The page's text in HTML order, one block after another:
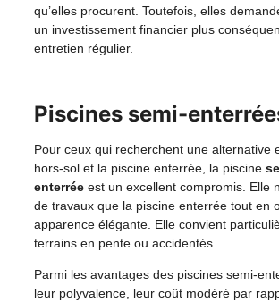
qu’elles procurent. Toutefois, elles
un investissement financier plus
entretien régulier.
Piscines semi-
Pour ceux qui recherchent une alternative
hors-sol et la piscine enterrée, la piscine
enterrée est un excellent compromis. Elle
de travaux que la piscine enterrée tout en
apparence élégante. Elle convient
terrains en pente ou accidentés.
Parmi les avantages des piscines semi-
leur polyvalence, leur coût modéré par